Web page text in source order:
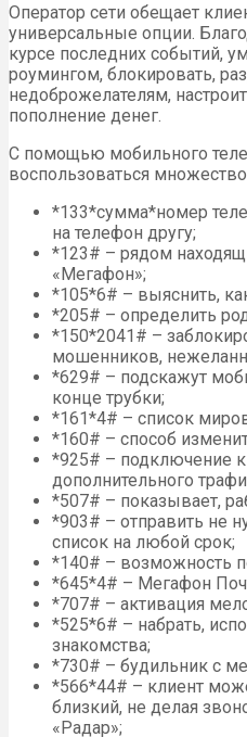
Оператор сети обещает
универсальные опции.
курсе последних событий,
роумингом, блокировать,
недоброжелателям,
пополнение денег.
С помощью мобильного
воспользоваться
*133*сумма*номер
на телефон другу;
*123# – рядом
«Мегафон»;
*105*6# – выяснить,
*205# – определить
*150*2041# –
мошенников,
*629# – подскажут
конце трубки;
*161*4# – список
*160# – способ
*925# – подключение
дополнительного
*507# – показывает,
*903# – отправить не
список на любой срок;
*140# – возможность
*645*4# – Мегафон
*707# – активация
*525*6# – набрать,
знакомства;
*730# – будильник с
*566*44# – клиент
близкий, не делая
«Радар»;